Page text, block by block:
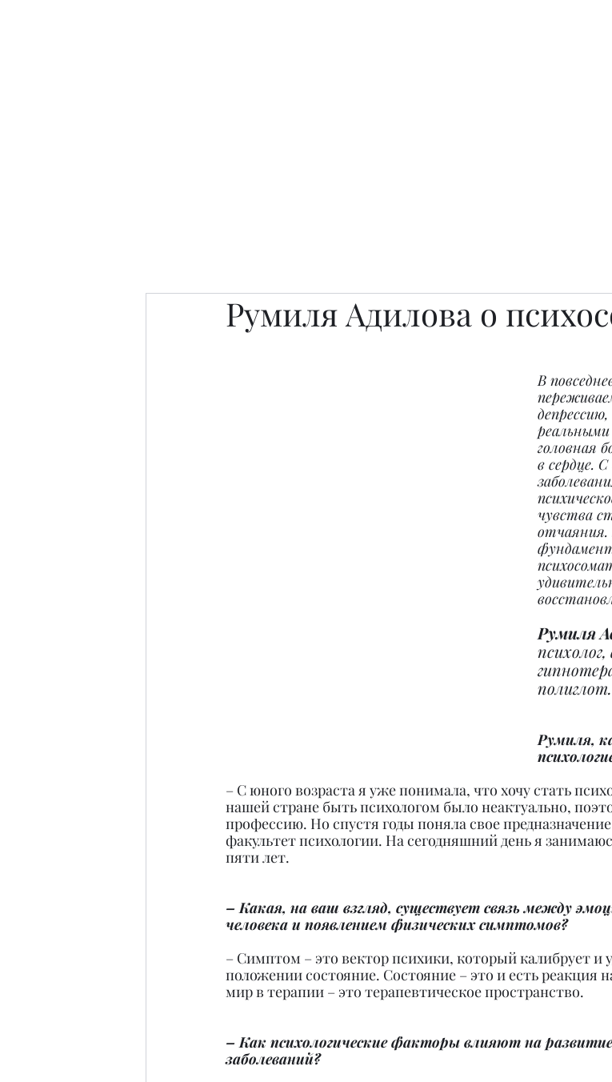
Румиля Адилова о
В
головная
в сердце.
чувства
отчаяния.
Румиля
полиглот.
Румиля,
– С юного возраста я уже понимала, что хочу стать
нашей стране быть психологом было неактуально,
профессию. Но спустя годы поняла свое
факультет психологии. На сегодняшний день я
пяти лет.
– Какая, на ваш взгляд, существует связь между
человека и появлением физических симптомов?
– Симптом – это вектор психики, который калибрует и
положении состояние. Состояние – это и есть
мир в терапии – это терапевтическое пространство.
– Как психологические факторы влияют на
заболеваний?